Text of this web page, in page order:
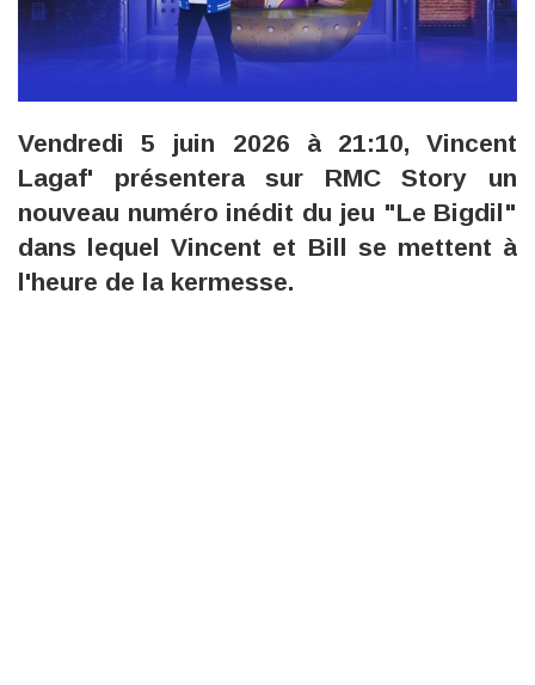
Vendredi 5 juin 2026 à 21:10, Vincent
Lagaf' présentera sur RMC Story un
nouveau numéro inédit du jeu "Le Bigdil"
dans lequel Vincent et Bill se mettent à
l'heure de la kermesse.